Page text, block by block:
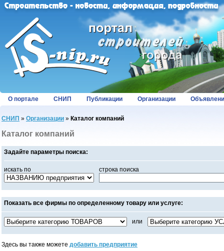
О портале СНИП Публикации Организации
СНИП » Организации » Каталог компаний
Каталог компаний
Задайте параметры поиска:
искать по строка поиска
Показать все фирмы по определенному товару или услуге:
или
Здесь вы также можете добавить предприятие